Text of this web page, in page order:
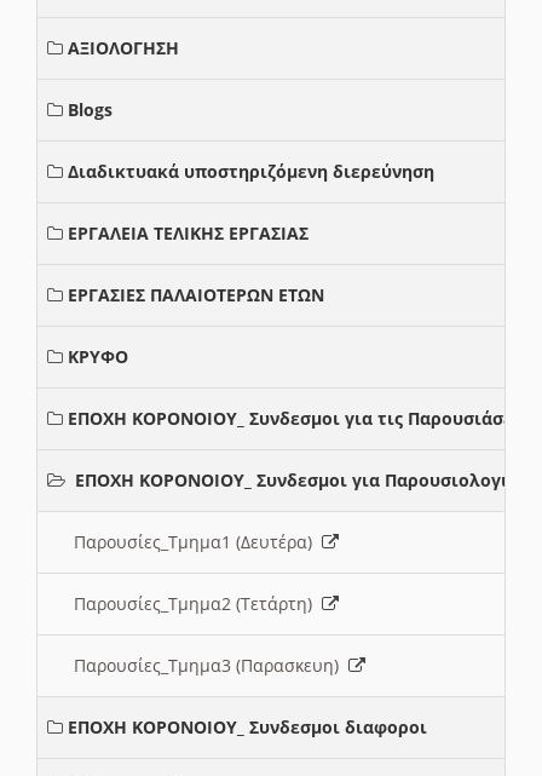
ΑΞΙΟΛΟΓΗΣΗ
Blogs
Διαδικτυακά υποστηριζόμενη διερεύνηση
ΕΡΓΑΛΕΙΑ ΤΕΛΙΚΗΣ ΕΡΓΑΣΙΑΣ
ΕΡΓΑΣΙΕΣ ΠΑΛΑΙΟΤΕΡΩΝ ΕΤΩΝ
ΚΡΥΦΟ
ΕΠΟΧΗ ΚΟΡΟΝΟΙΟΥ_ Συνδεσμοι για τις Παρουσιάσεις
ΕΠΟΧΗ ΚΟΡΟΝΟΙΟΥ_ Συνδεσμοι για Παρουσιολογια
Παρουσίες_Τμημα1 (Δευτέρα)
Παρουσίες_Τμημα2 (Τετάρτη)
Παρουσίες_Τμημα3 (Παρασκευη)
ΕΠΟΧΗ ΚΟΡΟΝΟΙΟΥ_ Συνδεσμοι διαφοροι